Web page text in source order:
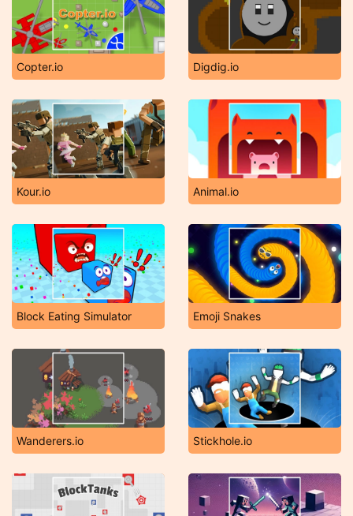
Copter.io Digdig.io
Kour.io Animal.io
Block Eating Simulator Emoji Snakes
Wanderers.io Stickhole.io